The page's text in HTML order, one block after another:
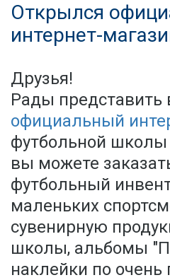
Открылся
интернет-
Друзья!
Рады представить
официальный
футбольной
вы можете
футбольный
маленьких
сувенирную
школы, альбомы
наклейки по